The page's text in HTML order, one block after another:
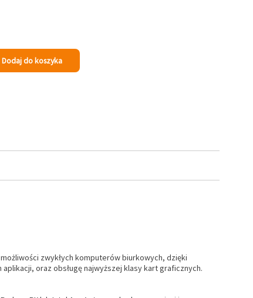
Dodaj do koszyka
zwykłych komputerów biurkowych, dzięki
oraz obsługę najwyższej klasy kart graficznych.